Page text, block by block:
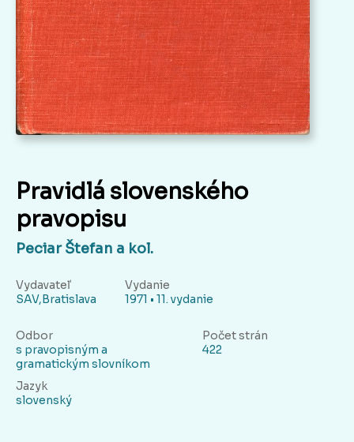
Pravidlá slovenského
pravopisu
Peciar Štefan a kol.
Vydavateľ
SAV,Bratislava
Vydanie
1971 • 11. vydanie
Odbor
s pravopisným a
gramatickým slovníkom
Počet strán
422
Jazyk
slovenský